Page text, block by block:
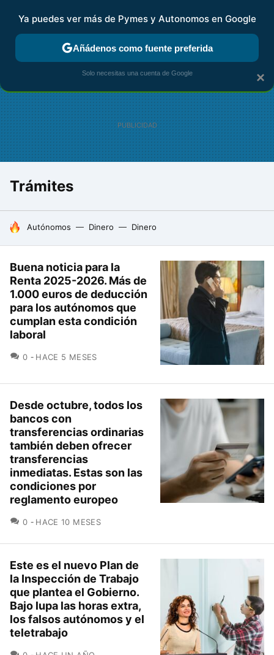
FISCALIDAD Y CONTABILIDAD KIT DIGITAL RENTA
Trámites
HOY SE HABLA DE
Autónomos Dinero Dinero
Buena noticia para la
Renta 2025-2026. Más de
1.000 euros de deducción
para los autónomos que
cumplan esta condición
laboral
0 COMENTARIOS
HACE 5 MESES
Desde octubre, todos los
bancos con
transferencias ordinarias
también deben ofrecer
transferencias
inmediatas. Estas son las
condiciones por
reglamento europeo
0 COMENTARIOS
HACE 10 MESES
Este es el nuevo Plan de
la Inspección de Trabajo
que plantea el Gobierno.
Bajo lupa las horas extra,
los falsos autónomos y el
teletrabajo
×
Ya puedes ver más de Pymes y Autonomos en Google
Añádenos como fuente preferida
Solo necesitas una cuenta de Google